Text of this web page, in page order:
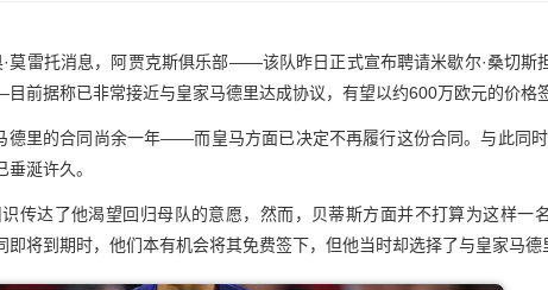
莫雷托消息，阿贾克斯俱乐部——该队昨日正式宣布聘请米歇尔·桑切斯
前据称已非常接近与皇家马德里达成协议，有望以约600万欧元的价格
德里的合同尚余一年——而皇马方面已决定不再履行这份合同。与此同
涎许久。
传达了他渴望回归母队的意愿，然而，贝蒂斯方面并不打算为这样一
将到期时，他们本有机会将其免费签下，但他当时却选择了与皇家马德